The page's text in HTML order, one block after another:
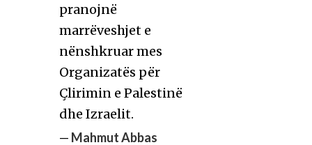
pranojnë
marrëveshjet e
nënshkruar mes
Organizatës për
Çlirimin e Palestinë
dhe Izraelit.
— Mahmut Abbas